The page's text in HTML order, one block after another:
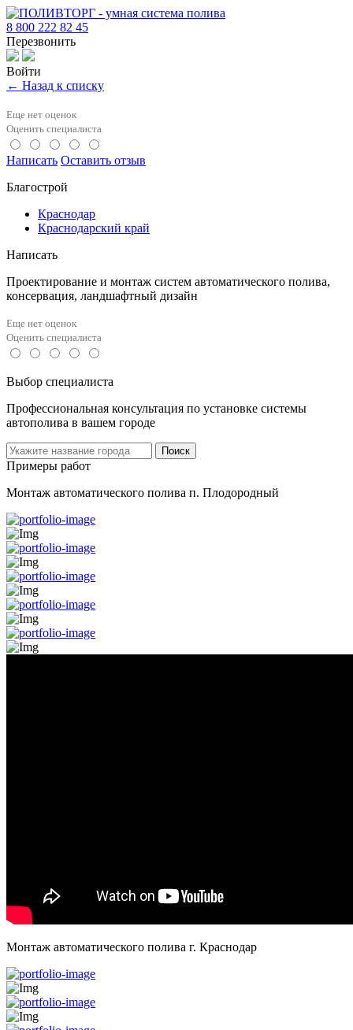
8 800 222 82 45
Перезвонить
Войти
← Назад к списку
Еще нет оценок
Оценить специалиста
Написать Оставить отзыв
Благострой
Краснодар
Краснодарский край
Написать
Проектирование и монтаж систем автоматического полива,
консервация, ландшафтный дизайн
Еще нет оценок
Оценить специалиста
Выбор специалиста
Профессиональная консультация по установке системы
автополива в вашем городе
Поиск
Примеры работ
Монтаж автоматического полива п. Плодородный
Монтаж автоматического полива г. Краснодар